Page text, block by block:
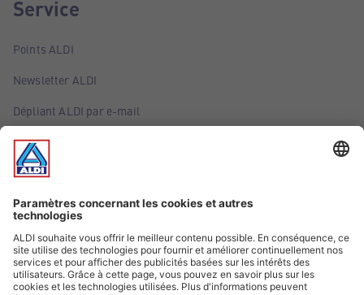
Service
Points ALDI
Newsletter ALDI
Dépliant ALDI par e-mail
Offres
Infos essentielles
Suivez ALDI Belgique